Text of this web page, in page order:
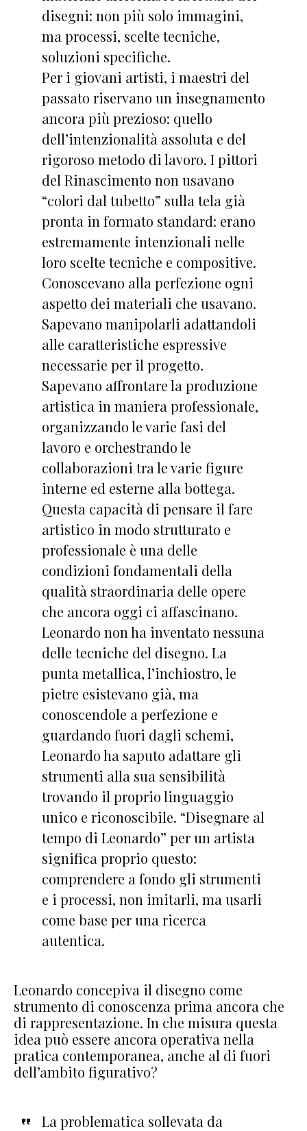
disegni: non più solo immagini,
ma processi, scelte tecniche,
soluzioni specifiche.
Per i giovani artisti, i maestri del
passato riservano un insegnamento
ancora più prezioso: quello
dell’intenzionalità assoluta e del
rigoroso metodo di lavoro. I pittori
del Rinascimento non usavano
“colori dal tubetto” sulla tela già
pronta in formato standard: erano
estremamente intenzionali nelle
loro scelte tecniche e compositive.
Conoscevano alla perfezione ogni
aspetto dei materiali che usavano.
Sapevano manipolarli adattandoli
alle caratteristiche espressive
necessarie per il progetto.
Sapevano affrontare la produzione
artistica in maniera professionale,
organizzando le varie fasi del
lavoro e orchestrando le
collaborazioni tra le varie figure
interne ed esterne alla bottega.
Questa capacità di pensare il fare
artistico in modo strutturato e
professionale è una delle
condizioni fondamentali della
qualità straordinaria delle opere
che ancora oggi ci affascinano.
Leonardo non ha inventato nessuna
delle tecniche del disegno. La
punta metallica, l’inchiostro, le
pietre esistevano già, ma
conoscendole a perfezione e
guardando fuori dagli schemi,
Leonardo ha saputo adattare gli
strumenti alla sua sensibilità
trovando il proprio linguaggio
unico e riconoscibile. “Disegnare al
tempo di Leonardo” per un artista
significa proprio questo:
comprendere a fondo gli strumenti
e i processi, non imitarli, ma usarli
come base per una ricerca
autentica.
Leonardo concepiva il disegno come
strumento di conoscenza prima ancora che
di rappresentazione. In che misura questa
idea può essere ancora operativa nella
pratica contemporanea, anche al di fuori
dell’ambito figurativo?
La problematica sollevata da